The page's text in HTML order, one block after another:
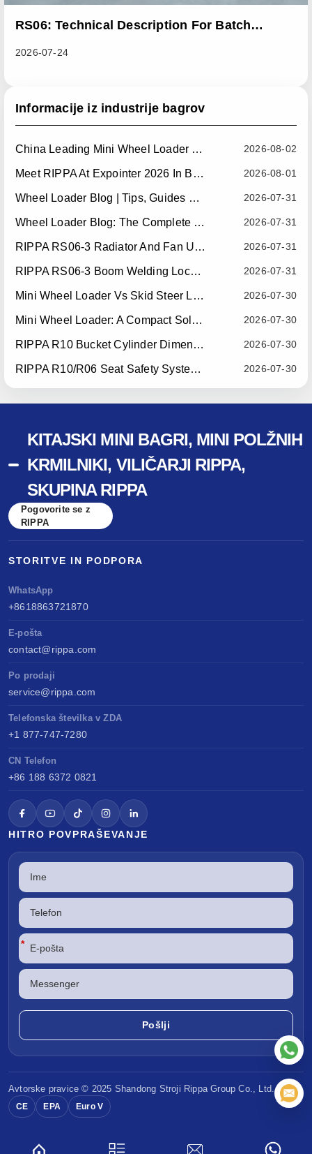
RS06: Technical Description For Batch
2026-07-24
Informacije iz industrije bagrov
2026-08-02
China Leading Mini Wheel Loader Supplier: Reliable Compact Wheel Loaders For Global Markets
2026-08-01
Meet RIPPA At Expointer 2026 In Brazil
2026-07-31
Wheel Loader Blog | Tips, Guides & Attachments
2026-07-31
Wheel Loader Blog: The Complete Guide To Wheel Loaders For Construction, Agriculture, And Material Handling
2026-07-31
RIPPA RS06-3 Radiator And Fan Upgrade — Effective July 10, 2026
2026-07-31
RIPPA RS06-3 Boom Welding Locating Bar Optimization — Effective July 15, 2026
2026-07-30
Mini Wheel Loader Vs Skid Steer Loader: Which Compact Machine Is Better For Your Business?
2026-07-30
Mini Wheel Loader: A Compact Solution For Efficient Material Handling
2026-07-30
RIPPA R10 Bucket Cylinder Dimension Optimization — Effective July 15, 2026
2026-07-30
RIPPA R10/R06 Seat Safety System Upgrade — Effective July 22, 2026
KITAJSKI MINI BAGRI, MINI POLŽNIH
KRMILNIKI, VILIČARJI RIPPA,
SKUPINA RIPPA
Pogovorite se z
RIPPA
STORITVE IN PODPORA
WhatsApp
+8618863721870
E-pošta
contact@rippa.com
Po prodaji
service@rippa.com
Telefonska številka v ZDA
+1 877-747-7280
CN Telefon
+86 188 6372 0821
HITRO POVPRAŠEVANJE
*
Avtorske pravice © 2025 Shandong Stroji RippaGroup Co., Ltd.
CE EPA Euro V